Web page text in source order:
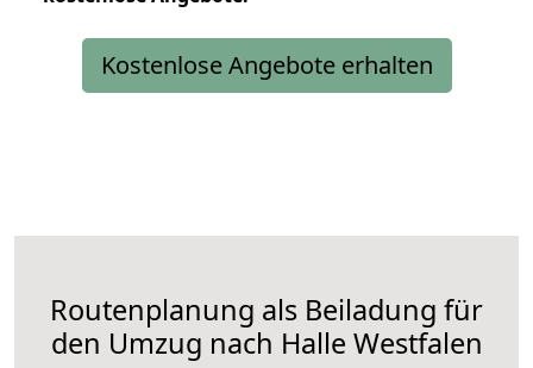
Kostenlose Angebote erhalten
Routenplanung als Beiladung für
den Umzug nach Halle Westfalen